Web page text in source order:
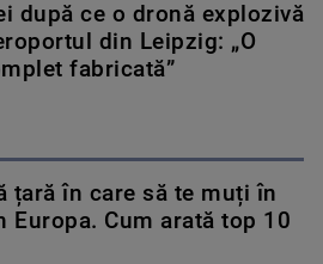
după ce o dronă explozivă
din Leipzig: „O
fabricată”
țară în care să te muți în
Europa. Cum arată top 10